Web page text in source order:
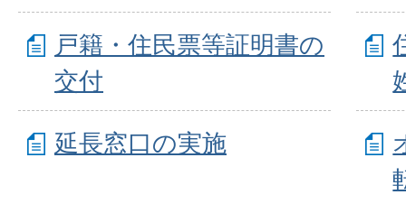
戸籍・住民票等証明書の
交付
延長窓口の実施